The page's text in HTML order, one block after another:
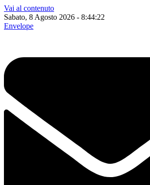
Vai al contenuto
Sabato, 8 Agosto 2026 - 8:44:23
Envelope